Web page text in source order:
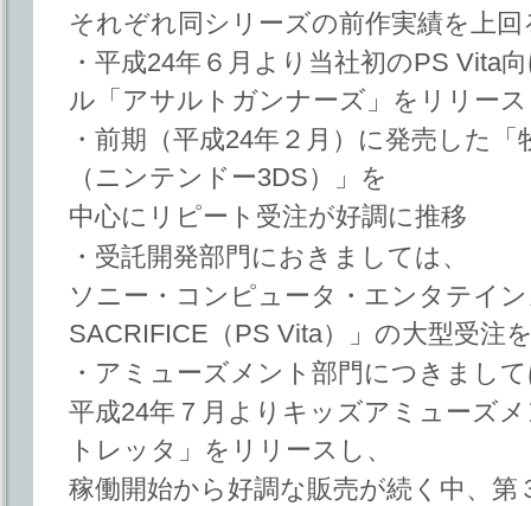
それぞれ同シリーズの前作実績を上
・平成24年６月より当社初のPS Vita
ル「アサルトガンナーズ」をリリース
・前期（平成24年２月）に発売した
（ニンテンドー3DS）」を
中心にリピート受注が好調に推移
・受託開発部門におきましては、
ソニー・コンピュータ・エンタテイ
SACRIFICE（PS Vita）」の大型受注
・アミューズメント部門につきまし
平成24年７月よりキッズアミューズ
トレッタ」をリリースし、
稼働開始から好調な販売が続く中、第